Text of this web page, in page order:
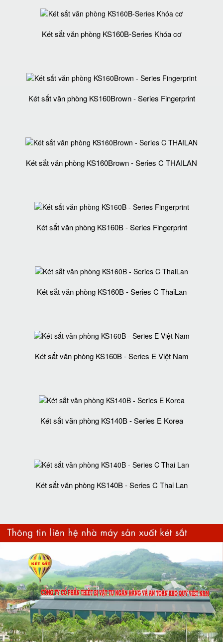
Két sắt văn phòng KS160B-Series Khóa cơ
Két sắt văn phòng KS160Brown - Series Fingerprint
Két sắt văn phòng KS160Brown - Series C THAILAN
Két sắt văn phòng KS160B - Series Fingerprint
Két sắt văn phòng KS160B - Series C ThaiLan
Két sắt văn phòng KS160B - Series E Việt Nam
Két sắt văn phòng KS140B - Series E Korea
Két sắt văn phòng KS140B - Series C Thai Lan